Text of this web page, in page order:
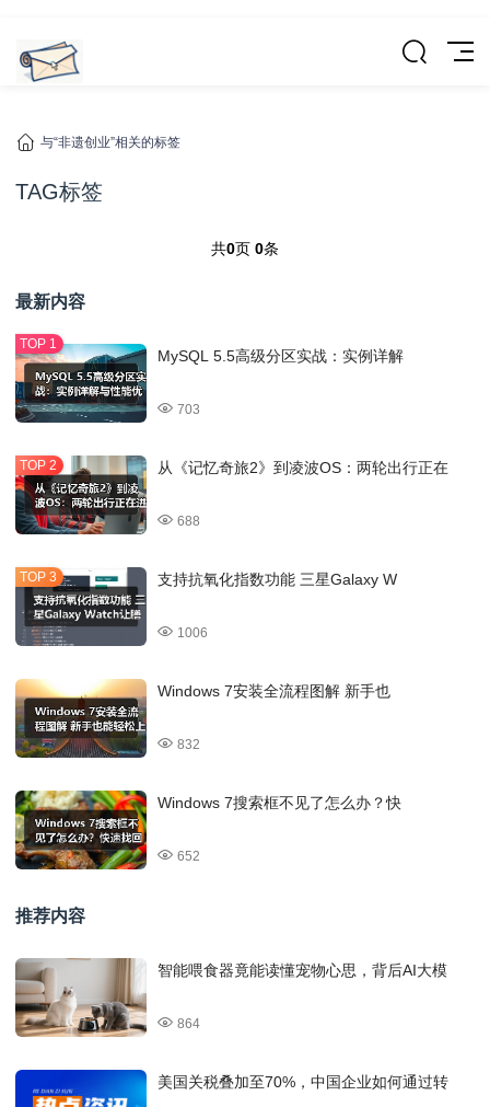
与“非遗创业”相关的标签
TAG标签
共0页 0条
最新内容
MySQL 5.5高级分区实战：实例详解
703
从《记忆奇旅2》到凌波OS：两轮出行正在
688
支持抗氧化指数功能 三星Galaxy W
1006
Windows 7安装全流程图解 新手也
832
Windows 7搜索框不见了怎么办？快
652
推荐内容
智能喂食器竟能读懂宠物心思，背后AI大模
864
美国关税叠加至70%，中国企业如何通过转